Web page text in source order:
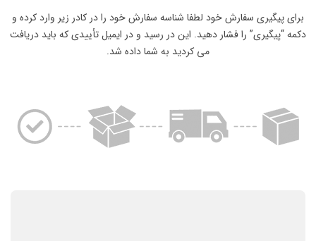
برای پیگیری سفارش خود لطفا شناسه سفارش خود را در کادر زیر وارد کرده و
دکمه “پیگیری” را فشار دهید. این در رسید و در ایمیل تأییدی که باید دریافت
می کردید به شما داده شد.